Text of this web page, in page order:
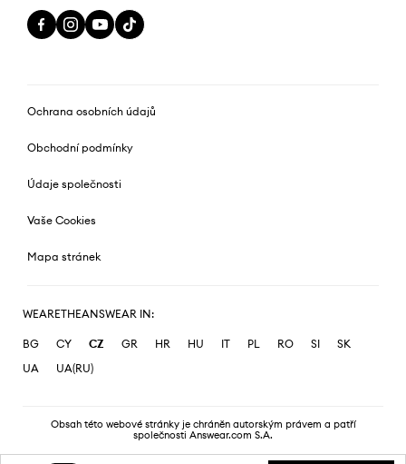
Ochrana osobních údajů
Obchodní podmínky
Údaje společnosti
Vaše Cookies
Mapa stránek
WEARETHEANSWEAR IN:
BG CY CZ GR HR HU IT PL RO SI
SK
UA
UA(RU)
Obsah této webové stránky je chráněn autorským právem a patří
společnosti Answear.com S.A.